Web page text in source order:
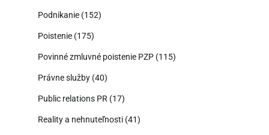
Podnikanie (152)
Poistenie (175)
Povinné zmluvné poistenie PZP (115)
Právne služby (40)
Public relations PR (17)
Reality a nehnuteľnosti (41)